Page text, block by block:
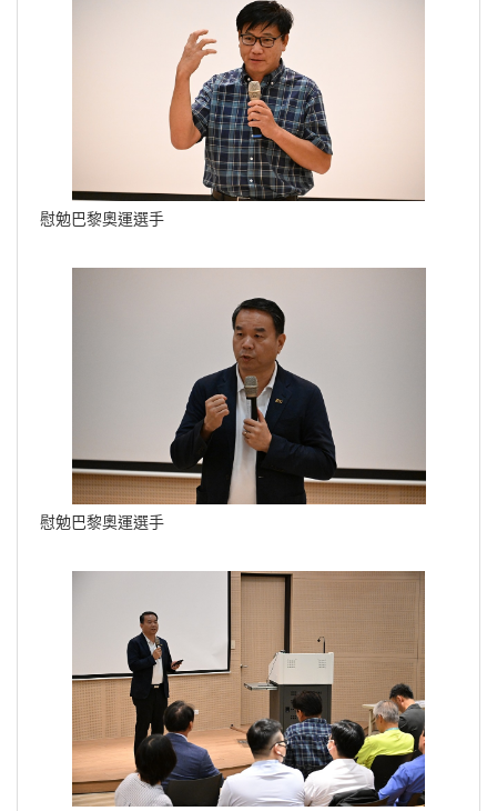
慰勉巴黎奧運選手
慰勉巴黎奧運選手